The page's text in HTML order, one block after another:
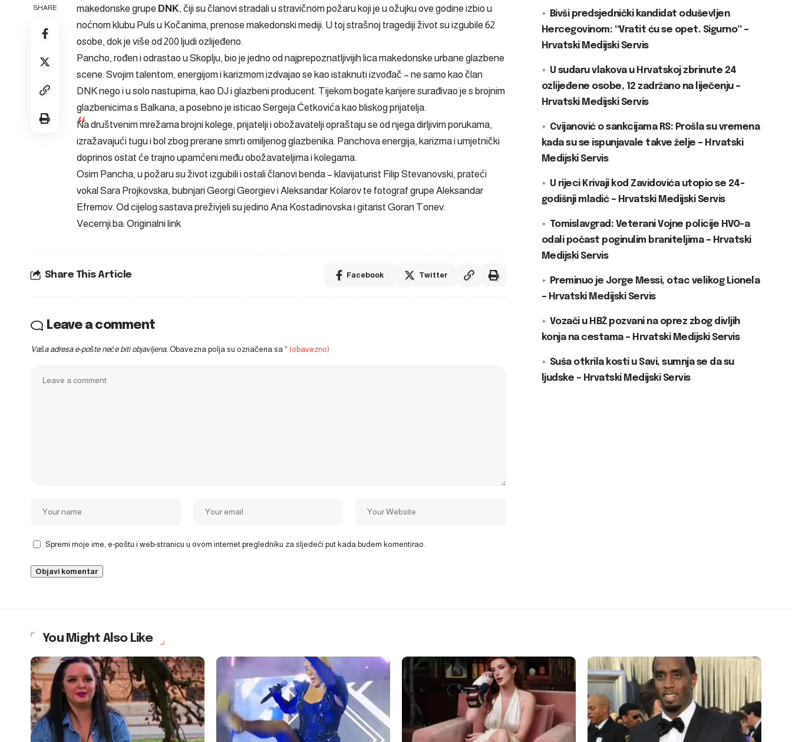
SHARE
makedonske grupe DNK, čiji su članovi stradali u stravičnom požaru koji je u ožujku ove godine izbio u
noćnom klubu Puls u Kočanima, prenose makedonski mediji. U toj strašnoj tragediji život su izgubile 62
osobe, dok je više od 200 ljudi ozlijeđeno.
Pancho, rođen i odrastao u Skoplju, bio je jedno od najprepoznatljivijih lica makedonske urbane glazbene
scene. Svojim talentom, energijom i karizmom izdvajao se kao istaknuti izvođač – ne samo kao član
DNK nego i u solo nastupima, kao DJ i glazbeni producent. Tijekom bogate karijere surađivao je s brojnim
glazbenicima s Balkana, a posebno je isticao Sergeja Ćetkovića kao bliskog prijatelja.
Na društvenim mrežama brojni kolege, prijatelji i obožavatelji opraštaju se od njega dirljivim porukama,
izražavajući tugu i bol zbog prerane smrti omiljenog glazbenika. Panchova energija, karizma i umjetnički
doprinos ostat će trajno upamćeni među obožavateljima i kolegama.
Osim Pancha, u požaru su život izgubili i ostali članovi benda – klavijaturist Filip Stevanovski, prateći
vokal Sara Projkovska, bubnjari Georgi Georgiev i Aleksandar Kolarov te fotograf grupe Aleksandar
Efremov. Od cijelog sastava preživjeli su jedino Ana Kostadinovska i gitarist Goran Tonev.
Vecernji.ba: Originalni link
Share This Article Facebook Twitter
Leave a comment
Vaša adresa e-pošte neće biti objavljena. Obavezna polja su označena sa * (obavezno)
Spremi moje ime, e-poštu i web-stranicu u ovom internet pregledniku za sljedeći put kada budem komentirao.
Bivši predsjednički kandidat oduševljen
Hercegovinom: “Vratit ću se opet. Sigurno” –
Hrvatski Medijski Servis
U sudaru vlakova u Hrvatskoj zbrinute 24
ozlijeđene osobe, 12 zadržano na liječenju –
Hrvatski Medijski Servis
Cvijanović o sankcijama RS: Prošla su vremena
kada su se ispunjavale takve želje – Hrvatski
Medijski Servis
U rijeci Krivaji kod Zavidovića utopio se 24-
godišnji mladić – Hrvatski Medijski Servis
Tomislavgrad: Veterani Vojne policije HVO-a
odali počast poginulim braniteljima – Hrvatski
Medijski Servis
Preminuo je Jorge Messi, otac velikog Lionela
– Hrvatski Medijski Servis
Vozači u HBŽ pozvani na oprez zbog divljih
konja na cestama – Hrvatski Medijski Servis
Suša otkrila kosti u Savi, sumnja se da su
ljudske – Hrvatski Medijski Servis
You Might Also Like